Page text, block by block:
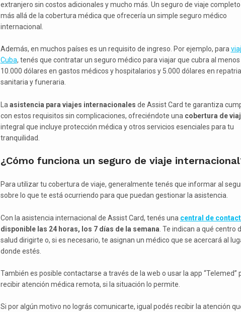
extranjero sin costos adicionales y mucho más. Un seguro de viaje completo
más allá de la cobertura médica que ofrecería un simple seguro médico
internacional.
Además, en muchos países es un requisito de ingreso. Por ejemplo, para
Cuba, tenés que contratar un seguro médico para viajar que cubra al menos
10.000 dólares en gastos médicos y hospitalarios y 5.000 dólares en
sanitaria y funeraria.
La asistencia para viajes internacionales de Assist Card te garantiza
con estos requisitos sin complicaciones, ofreciéndote una cobertura de
integral que incluye protección médica y otros servicios esenciales para tu
tranquilidad.
¿Cómo funciona un seguro de viaje
Para utilizar tu cobertura de viaje, generalmente tenés que informar al
sobre lo que te está ocurriendo para que puedan gestionar la asistencia.
Con la asistencia internacional de Assist Card, tenés una central de
disponible las 24 horas, los 7 días de la semana . Te indican a qué centro
salud dirigirte o, si es necesario, te asignan un médico que se acercará al
donde estés.
También es posible contactarse a través de la web o usar la app “Telemed”
recibir atención médica remota, si la situación lo permite.
Si por algún motivo no lográs comunicarte, igual podés recibir la atención